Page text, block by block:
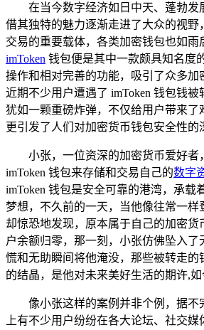
在当今数字经济如日中天、蓬勃发
借其独特的魅力逐渐走进了大众的视野
交易的重要载体，各类加密钱包也如雨
imToken 钱包便是其中一款颇具知名度
操作和相对完善的功能，吸引了众多加
近期不少用户遭遇了 imToken 钱包钱
犹如一颗重磅炸弹，不仅给用户带来了
更引发了人们对加密货币钱包安全性的
小张，一位资深的加密货币爱好者
imToken 钱包来存储和交易自己的数字
imToken 钱包是安全可靠的港湾，承载
梦想，不久前的一天，当他像往常一样
却惊恐地发现，原本属于自己的加密货
户余额归零，那一刻，小张仿佛坠入
慌和无助瞬间将他淹没，那些被转走的
的结晶，是他对未来美好生活的期许,如
像小张这样的案例并非个例，据不
上有不少用户纷纷在各大论坛、社交媒